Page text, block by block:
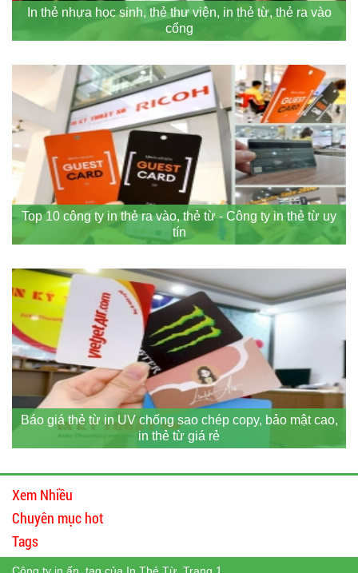
In thẻ nhựa học sinh, thẻ thư viện, in thẻ từ, thẻ ra vào
cổng
Top 10 công ty in thẻ ra vào, thẻ từ - Công ty in thẻ từ uy
tín
Báo giá thẻ từ in UV chống sao chép copy, bảo mật cao,
in thẻ từ giá rẻ
Xem Nhiều
Chuyên mục hot
Tags